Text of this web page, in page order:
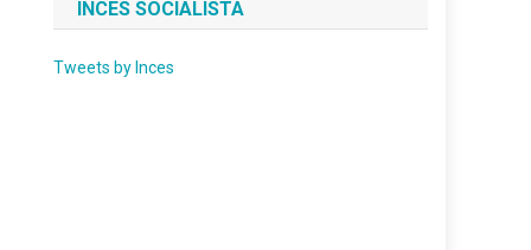
INCES SOCIALISTA
Tweets by Inces